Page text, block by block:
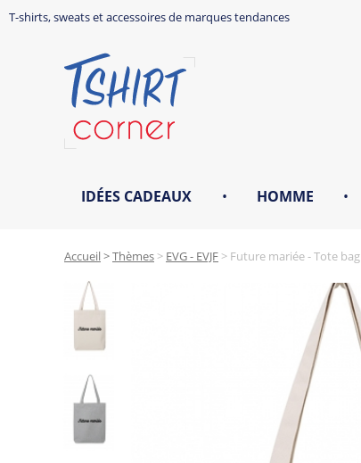
T-shirts, sweats et accessoires de marques tendances
IDÉES CADEAUX • HOMME •
Accueil>Thèmes > EVG - EVJF > Future mariée - Tote bag